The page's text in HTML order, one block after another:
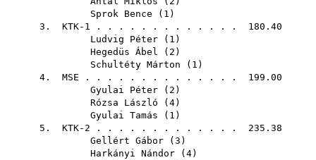
Sprok Bence ( 1 )
3. KTK-1 . . . . . . . . . . . . . 180.40
Ludvig Péter ( 1 )
Hegedüs Ábel ( 2 )
Schultéty Márton ( 1 )
4. MSE . . . . . . . . . . . . . . 199.00
Gyulai Péter ( 2 )
Rózsa László ( 4)
Gyulai Tamás ( 1 )
5. KTK-2 . . . . . . . . . . . . . 235.38
Gellért Gábor ( 3 )
Harkányi Nándor ( 4)